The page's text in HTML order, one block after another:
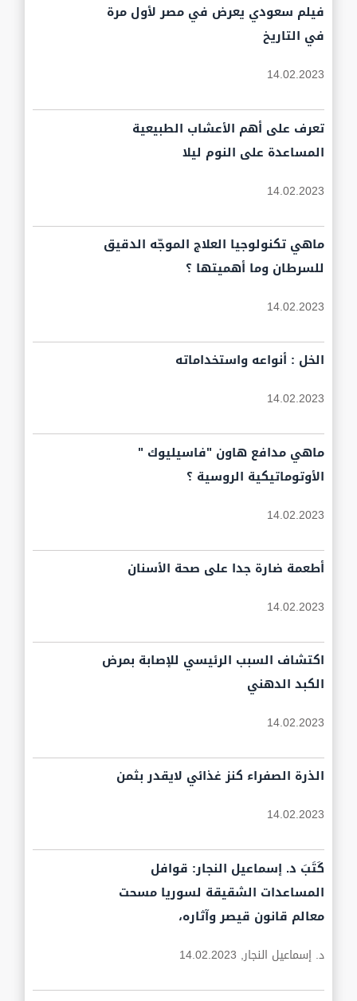
فيلم سعودي يعرض في مصر لأول مرة
في التاريخ
14.02.2023
تعرف على أهم الأعشاب الطبيعية
المساعدة على النوم ليلا
14.02.2023
ماهي تكنولوجيا العلاج الموجّه الدقيق
للسرطان وما أهميتها ؟
14.02.2023
الخل : أنواعه واستخداماته
14.02.2023
ماهي مدافع هاون "فاسيليوك "
الأوتوماتيكية الروسية ؟
14.02.2023
أطعمة ضارة جدا على صحة الأسنان
14.02.2023
اكتشاف السبب الرئيسي للإصابة بمرض
الكبد الدهني
14.02.2023
الذرة الصفراء كنز غذائي لايقدر بثمن
14.02.2023
كَتَبَ د. إسماعيل النجار: قوافل
المساعدات الشقيقة لسوريا مسحت
معالم قانون قيصر وآثاره،
د. إسماعيل النجار, 14.02.2023